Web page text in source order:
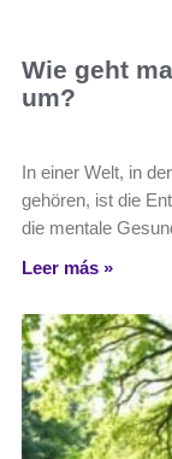
Wie geht
um?
In einer Welt, in
gehören, ist die
die mentale
Leer más »